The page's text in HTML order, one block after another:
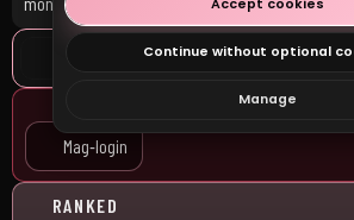
Mag‑login upang i-save ang iyong
Mag‑login
RANKED
Accept cookies
Continue without optional
Manage